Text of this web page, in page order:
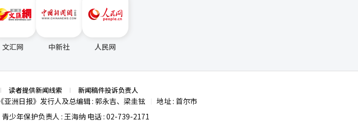
文汇网 中新社 人民网
读者提供新闻线索 新闻稿件投诉负责人
《亚洲日报》发行人及总编辑 : 郭永吉、梁圭铉
地址 : 首尔市
青少年保护负责人 : 王海纳 电话 : 02-739-2171